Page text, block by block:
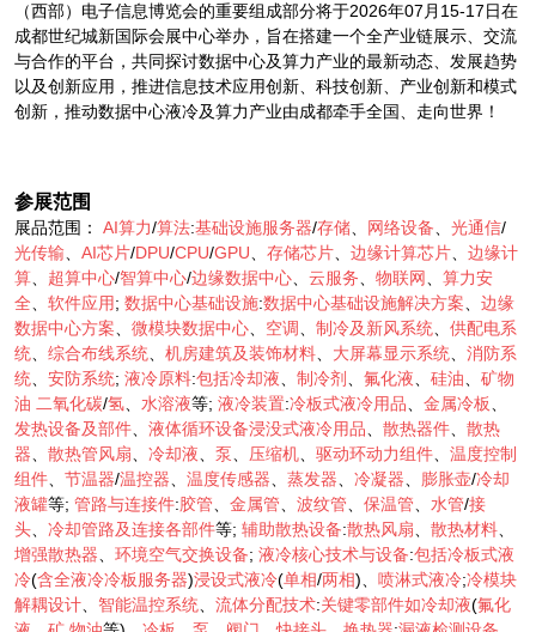
（西部）电子信息博览会的重要组成部分将于2026年07月15-17日在
成都世纪城新国际会展中心举办，旨在搭建一个全产业链展示、交流
与合作的平台，共同探讨数据中心及算力产业的最新动态、发展趋势
以及创新应用，推进信息技术应用创新、科技创新、产业创新和模式
创新，推动数据中心液冷及算力产业由成都牵手全国、走向世界！
参展范围
展品范围： AI算力/算法:基础设施服务器/存储 网络设备 光通信/
光传输
AI芯片/DPU/CPU/GPU 存储芯片 边缘计算芯片
边缘计
算
超算中心/智算中心/边缘数据中心 云服务 物联网
算力安
全
软件应用; 数据中心基础设施:数据中心基础设施解决方案
边缘
数据中心方案
微模块数据中心 空调 制冷及新风系统
供配电系
统
综合布线系统 机房建筑及装饰材料 大屏幕显示系统
消防系
统
安防系统; 液冷原料:包括冷却液 制冷剂 氟化液 硅油 矿物
油 二氧化碳/氢 水溶液等; 液冷装置:冷板式液冷用品 金属冷板
发热设备及部件
液体循环设备浸没式液冷用品 散热器件
散热
器
散热管风扇 冷却液 泵 压缩机 驱动环动力组件
温度控制
组件
节温器/温控器 温度传感器 蒸发器 冷凝器 膨胀壶/冷却
液罐等; 管路与连接件:胶管 金属管 波纹管 保温管 水管/接
头
冷却管路及连接各部件等; 辅助散热设备:散热风扇 散热材料
增强散热器
环境空气交换设备; 液冷核心技术与设备:包括冷板式液
冷(含全液冷冷板服务器)浸设式液冷(单相/两相)、 喷淋式液冷;冷模块
解耦设计
智能温控系统 流体分配技术:关键零部件如冷却液(氟化